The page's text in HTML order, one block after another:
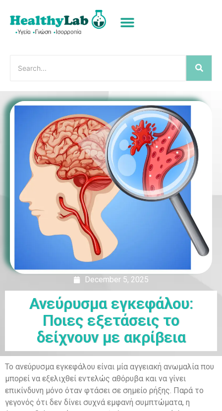
December 5, 2025
Ανεύρυσμα εγκεφάλου:
Ποιες εξετάσεις το
δείχνουν με ακρίβεια
Το ανεύρυσμα εγκεφάλου είναι μία αγγειακή ανωμαλία που
μπορεί να εξελιχθεί εντελώς αθόρυβα και να γίνει
επικίνδυνη μόνο όταν φτάσει σε σημείο ρήξης. Παρά το
γεγονός ότι δεν δίνει συχνά εμφανή συμπτώματα, η